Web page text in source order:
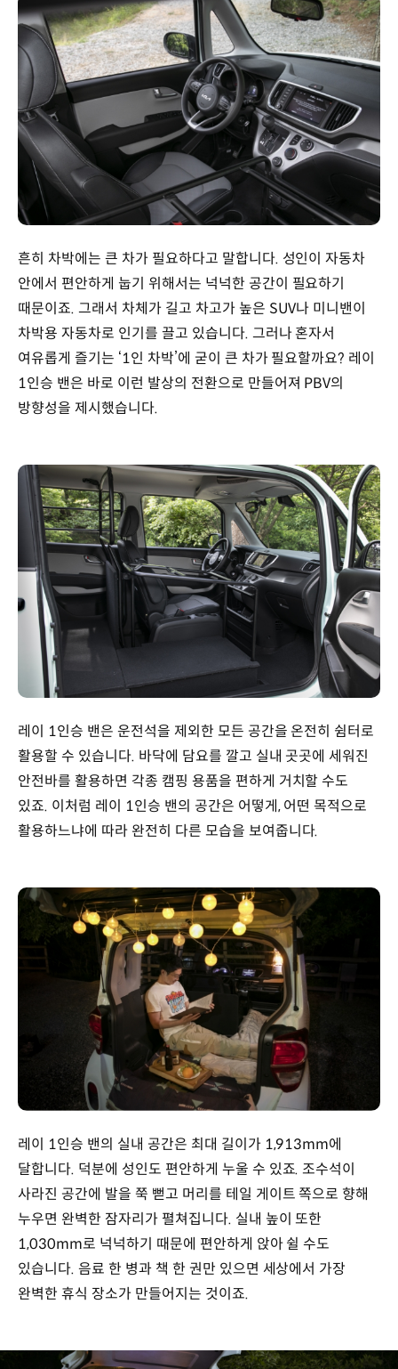
흔히 차박에는 큰 차가 필요하다고 말합니다. 성인이 자동차
안에서 편안하게 눕기 위해서는 넉넉한 공간이 필요하기
때문이죠. 그래서 차체가 길고 차고가 높은 SUV나 미니밴이
차박용 자동차로 인기를 끌고 있습니다. 그러나 혼자서
여유롭게 즐기는 ‘1인 차박’에 굳이 큰 차가 필요할까요? 레이
1인승 밴은 바로 이런 발상의 전환으로 만들어져 PBV의
방향성을 제시했습니다.
레이 1인승 밴은 운전석을 제외한 모든 공간을 온전히 쉼터로
활용할 수 있습니다. 바닥에 담요를 깔고 실내 곳곳에 세워진
안전바를 활용하면 각종 캠핑 용품을 편하게 거치할 수도
있죠. 이처럼 레이 1인승 밴의 공간은 어떻게, 어떤 목적으로
활용하느냐에 따라 완전히 다른 모습을 보여줍니다.
레이 1인승 밴의 실내 공간은 최대 길이가 1,913mm에
달합니다. 덕분에 성인도 편안하게 누울 수 있죠. 조수석이
사라진 공간에 발을 쭉 뻗고 머리를 테일 게이트 쪽으로 향해
누우면 완벽한 잠자리가 펼쳐집니다. 실내 높이 또한
1,030mm로 넉넉하기 때문에 편안하게 앉아 쉴 수도
있습니다. 음료 한 병과 책 한 권만 있으면 세상에서 가장
완벽한 휴식 장소가 만들어지는 것이죠.